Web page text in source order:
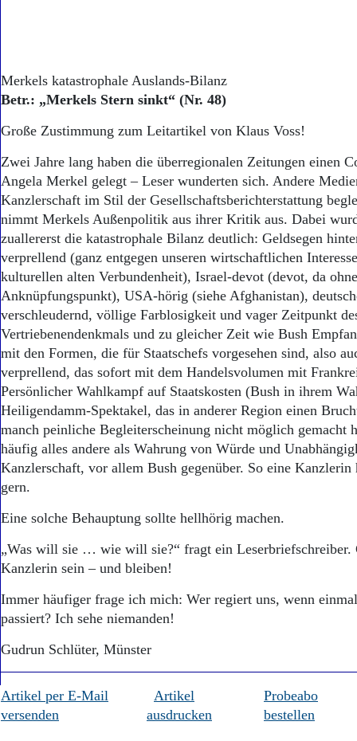
Merkels katastrophale Auslands-Bilanz
Betr.: „Merkels Stern sinkt“ (Nr. 48)
Große Zustimmung zum Leitartikel von Klaus Voss!
Zwei Jahre lang haben die überregionalen Zeitungen einen
Angela Merkel gelegt – Leser wunderten sich. Andere
Kanzlerschaft im Stil der Gesellschaftsberichterstattung
nimmt Merkels Außenpolitik aus ihrer Kritik aus. Dabei
zuallererst die katastrophale Bilanz deutlich: Geldsegen
verprellend (ganz entgegen unseren wirtschaftlichen
kulturellen alten Verbundenheit), Israel-devot (devot, da ohne
Anknüpfungspunkt), USA-hörig (siehe Afghanistan),
verschleudernd, völlige Farblosigkeit und vager Zeitpunkt
Vertriebenendenkmals und zu gleicher Zeit wie Bush
mit den Formen, die für Staatschefs vorgesehen sind, also
verprellend, das sofort mit dem Handelsvolumen mit
Persönlicher Wahlkampf auf Staatskosten (Bush in ihrem
Heiligendamm-Spektakel, das in anderer Region einen
manch peinliche Begleiterscheinung nicht möglich gemacht
häufig alles andere als Wahrung von Würde und
Kanzlerschaft, vor allem Bush gegenüber. So eine Kanzlerin
gern.
Eine solche Behauptung sollte hellhörig machen.
„Was will sie … wie will sie?“ fragt ein Leserbriefschreiber.
Kanzlerin sein – und bleiben!
Immer häufiger frage ich mich: Wer regiert uns, wenn
passiert? Ich sehe niemanden!
Gudrun Schlüter, Münster
Artikel per E-Mail
versenden
Artikel
ausdrucken
Probeabo
bestellen